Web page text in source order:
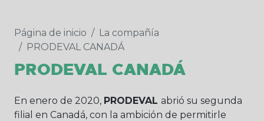
Página de inicio
La compañía
PRODEVAL CANADÁ
PRODEVAL CANADÁ
En enero de 2020, PRODEVAL abrió su segunda
filial en Canadá, con la ambición de permitirle